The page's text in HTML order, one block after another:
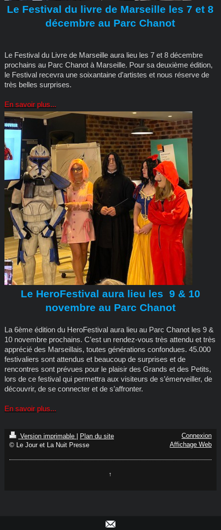
Le Festival du livre de Marseille les 7 et 8
décembre au Parc Chanot
Le Festival du Livre de Marseille aura lieu les 7 et 8 décembre
prochains au Parc Chanot à Marseille. Pour sa deuxième édition,
le Festival recevra une soixantaine d’artistes et nous réserve de
très belles surprises.
En savoir plus...
Le HeroFestival aura lieu les 9 & 10
novembre au Parc Chanot
La 6ème édition du HeroFestival aura lieu au Parc Chanot les 9 &
10 novembre prochains. C’est un rendez-vous très attendu et très
apprécié des Marseillais, toutes générations confondues. 45.000
festivaliers sont attendus et beaucoup de surprises et de
rencontres sont prévues pour le plaisir des Grands et des Petits,
lors de ce festival qui permettra aux visiteurs de s’émerveiller, de
découvrir, de se connecter et de s’affronter.
En savoir plus...
Version imprimable | Plan du site
© Le Jour et La Nuit Presse
Connexion
Affichage Web
↑